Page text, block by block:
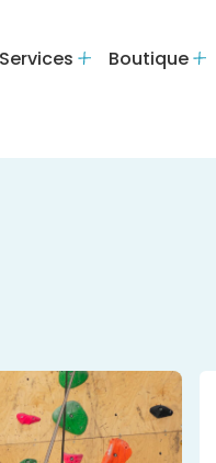
Services Boutique